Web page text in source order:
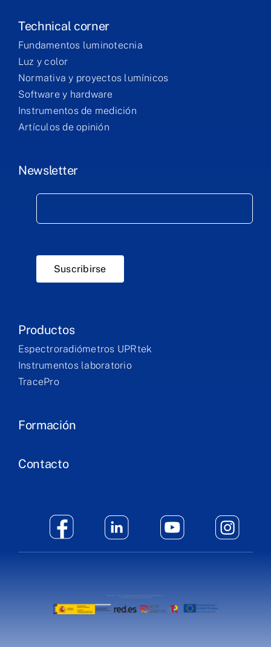
Technical corner
Fundamentos luminotecnia
Luz y color
Normativa y proyectos lumínicos
Software y hardware
Instrumentos de medición
Artículos de opinión
Newsletter
Suscribirse
Productos
Espectroradiómetros UPRtek
Instrumentos laboratorio
TracePro
Formación
Contacto